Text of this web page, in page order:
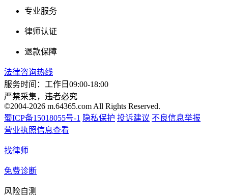
专业服务
律师认证
退款保障
法律咨询热线
服务时间：工作日09:00-18:00
严禁采集，违者必究
©2004-2026 m.64365.com All Rights Reserved.
蜀ICP备15018055号-1 隐私保护 投诉建议 不良信息举报
营业执照信息查看
找律师
免费诊断
风险自测